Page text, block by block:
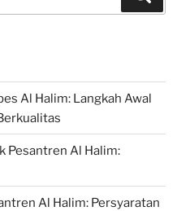
Al Halim: Langkah Awal
Pesantren Al Halim:
Al Halim: Persyaratan